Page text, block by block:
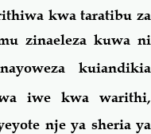
kwa taratibu za
zinaeleza kuwa ni
kuiandikia
iwe kwa warithi,
nje ya sheria ya